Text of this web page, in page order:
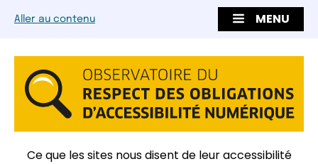
Aller au contenu MENU
Ce que les sites nous disent de leur accessibilité